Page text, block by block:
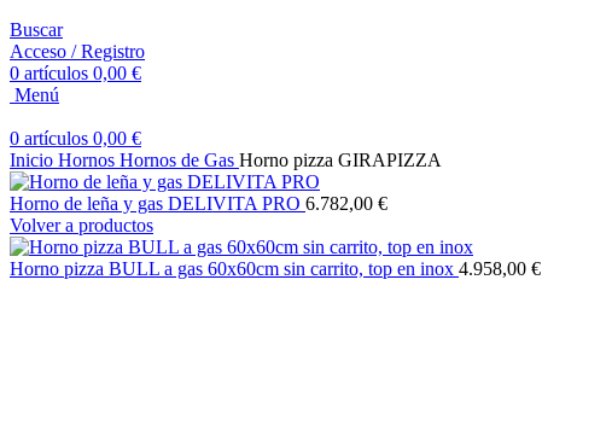
Buscar
Acceso / Registro
0 artículos 0,00 €
Menú
0 artículos 0,00 €
Inicio Hornos Hornos de Gas Horno pizza GIRAPIZZA
Horno de leña y gas DELIVITA PRO 6.782,00 €
Volver a productos
Horno pizza BULL a gas 60x60cm sin carrito, top en inox 4.958,00 €